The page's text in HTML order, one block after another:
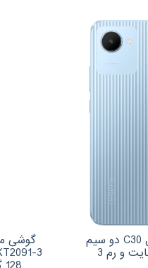
گوشی موبایل ریلمی مدل C30 دو سیم
کارت ظرفیت 32 گیگابایت و رم 3